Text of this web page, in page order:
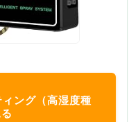
ング（高湿度種